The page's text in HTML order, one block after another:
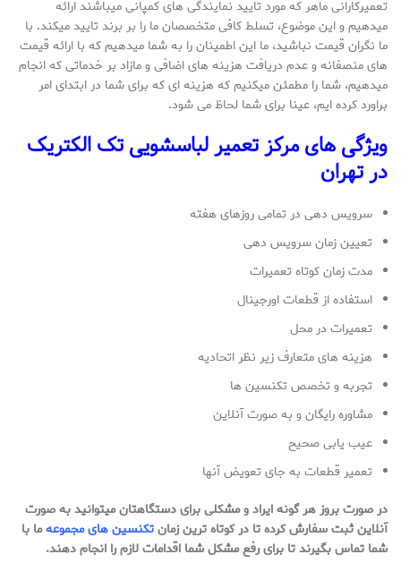
تعمیرکارانی ماهر که مورد تایید نمایندگی های کمپانی میباشند ارائه
میدهیم و این موضوع، تسلط کافی متخصصان ما را بر برند تایید میکند. با
ما نگران قیمت نباشید، ما این اطمینان را به شما میدهیم که با ارائه قیمت
های منصفانه و عدم دریافت هزینه های اضافی و مازاد بر خدماتی که انجام
میدهیم، شما را مطمئن میکنیم که هزینه ای که برای شما در ابتدای امر
براورد کرده ایم، عینا برای شما لحاظ می شود.
ویژگی های مرکز تعمیر لباسشویی تک الکتریک
در تهران
سرویس دهی در تمامی روزهای هفته
تعیین زمان سرویس دهی
مدت زمان کوتاه تعمیرات
استفاده از قطعات اورجینال
تعمیرات در محل
هزینه های متعارف زیر نظر اتحادیه
تجربه و تخصص تکنسین ها
مشاوره رایگان و به صورت آنلاین
عیب یابی صحیح
تعمیر قطعات به جای تعویض آنها
در صورت بروز هر گونه ایراد و مشکلی برای دستگاهتان میتوانید به صورت
آنلاین ثبت سفارش کرده تا در کوتاه ترین زمانتکنسین های مجموعهما با
شما تماس بگیرند تا برای رفع مشکل شما اقدامات لازم را انجام دهند.